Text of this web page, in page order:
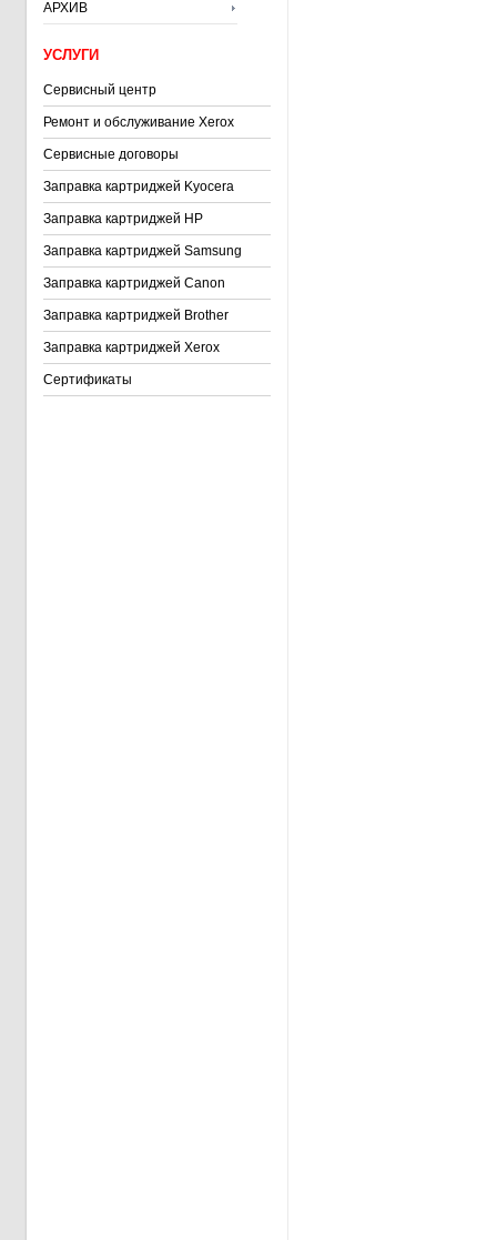
АРХИВ
УСЛУГИ
Сервисный центр
Ремонт и обслуживание Xerox
Сервисные договоры
Заправка картриджей Kyocera
Заправка картриджей HP
Заправка картриджей Samsung
Заправка картриджей Canon
Заправка картриджей Brother
Заправка картриджей Xerox
Сертификаты